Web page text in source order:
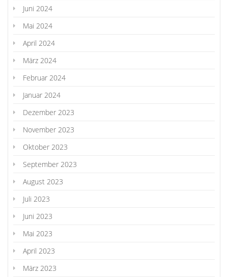
Juni 2024
Mai 2024
April 2024
März 2024
Februar 2024
Januar 2024
Dezember 2023
November 2023
Oktober 2023
September 2023
August 2023
Juli 2023
Juni 2023
Mai 2023
April 2023
März 2023